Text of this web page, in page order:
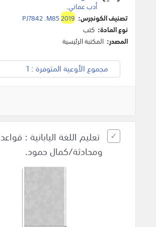
أدب عماني.
تصنيف الكونجرس:
PJ7842 .M852019
نوع المادة: كتب
المصدر: المكتبة الرئيسية
مجموع الأوعية المتوفرة : 1
تعليم اللغة اليابانية : قواعد
ومحادثة/كمال حمود.